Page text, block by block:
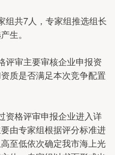
共7人，专家组推选组长
生。
审主要审核企业申报资
质是否满足本次竞争配置
格评审申报企业进入详
由专家组根据评分标准进
至低依次确定我市海上光